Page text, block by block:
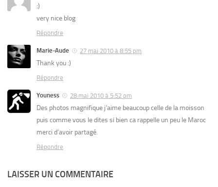
:)
very nice blog
Répondre
Marie-Aude 27 mai 2010 à 8:55 pm
Thank you :)
Répondre
Youness 28 mai 2010 à 5:52 pm
Des photos magnifique j’aime beaucoup celle de la moisson
puis comme vous le dites si bien ca rappelle un peu le Maroc
merci d’avoir partagé.
Répondre
LAISSER UN COMMENTAIRE